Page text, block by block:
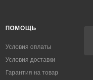
ПОМОЩЬ
Условия оплаты
Условия доставки
Гарантия на товар